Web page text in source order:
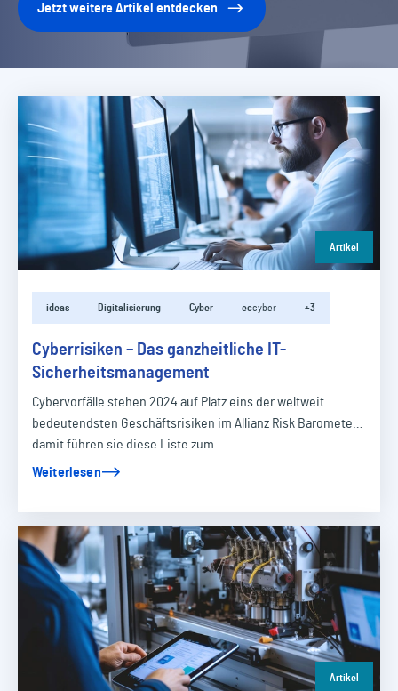
Jetzt weitere Artikel entdecken
Artikel
ideas Digitalisierung Cyber eccyber +3
Cyberrisiken – Das ganzheitliche IT-
Sicherheitsmanagement
Cybervorfälle stehen 2024 auf Platz eins der weltweit
bedeutendsten Geschäftsrisiken im Allianz Risk Barometer –
damit führen sie diese Liste zum…
Weiterlesen
Artikel